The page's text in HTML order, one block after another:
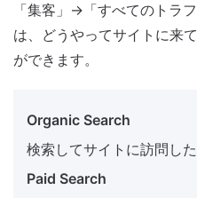
「集客」→「すべてのトラ
は、どうやってサイトに来
ができます。
Organic Search
検索してサイトに訪問し
Paid Search